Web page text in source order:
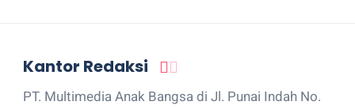
Kantor Redaksi
PT. Multimedia Anak Bangsa di Jl. Punai Indah No.